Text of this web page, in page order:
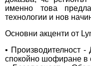
именно това
технологии и нов
Основни акценти от
• Производителност -
спокойно шофиране в